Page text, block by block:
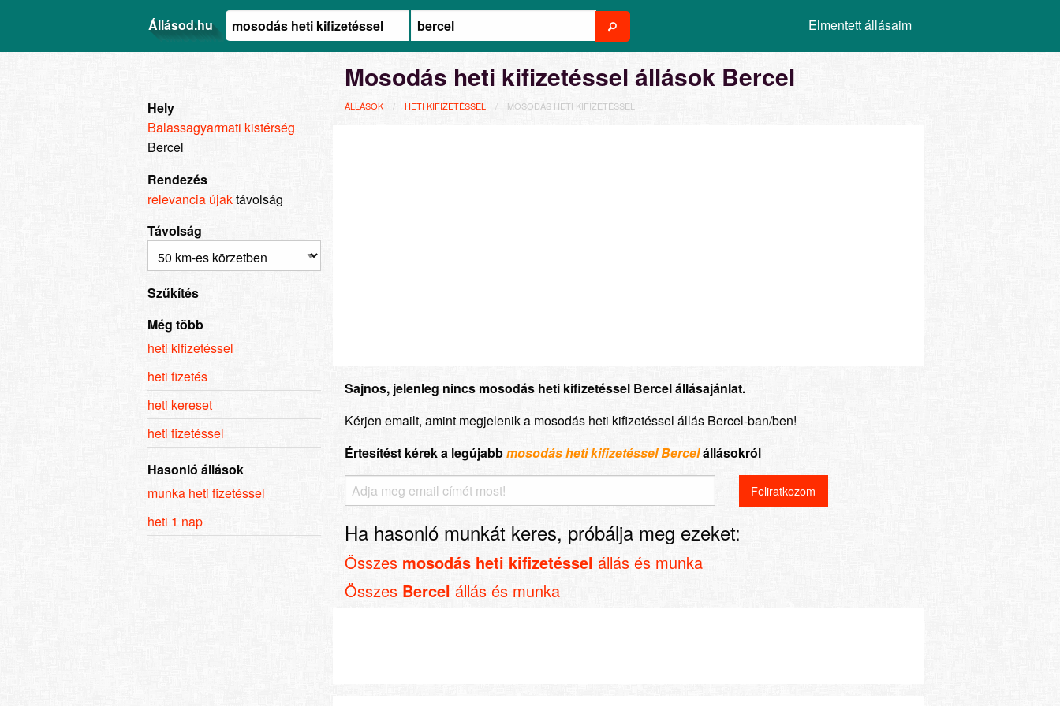
Állásod.hu Elmentett állásaim
Mosodás heti kifizetéssel állások Bercel
ÁLLÁSOK HETI KIFIZETÉSSEL MOSODÁS HETI KIFIZETÉSSEL
Sajnos, jelenleg nincs mosodás heti kifizetéssel Bercel állásajánlat.
Kérjen emailt, amint megjelenik a mosodás heti kifizetéssel állás Bercel-ban/ben!
Értesítést kérek a legújabbmosodás heti kifizetéssel Bercelállásokról
Ha hasonló munkát keres, próbálja meg ezeket:
Összes mosodás heti kifizetéssel állás és munka
Összes Bercel állás és munka
Hely
Balassagyarmati kistérség
Bercel
Rendezés
relevancia újaktávolság
Távolság
Szűkítés
Még több
heti kifizetéssel
heti fizetés
heti kereset
heti fizetéssel
Hasonló állások
munka heti fizetéssel
heti 1 nap